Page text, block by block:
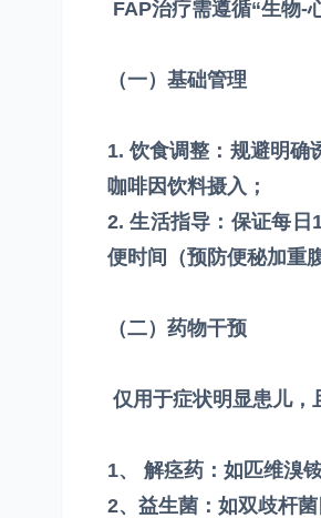
FAP治疗需遵循“生物-
（一）基础管理
1. 饮食调整：规避明确
咖啡因饮料摄入；
2. 生活指导：保证每日
便时间（预防便秘加重
（二）药物干预
仅用于症状明显患儿，
1、 解痉药：如匹维溴
2、益生菌：如双歧杆